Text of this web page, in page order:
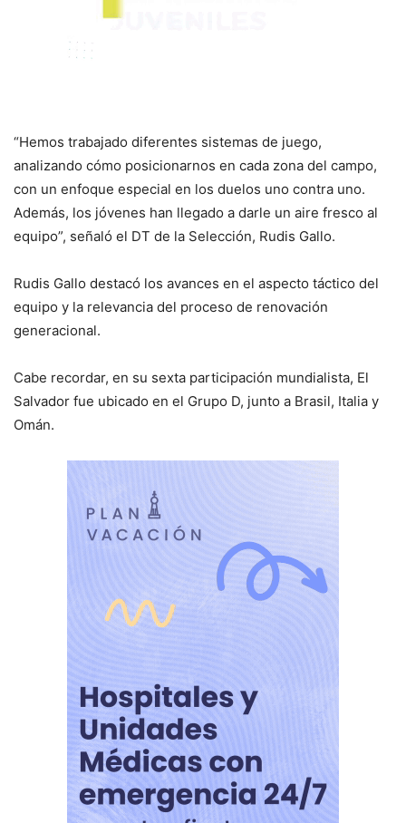
“Hemos trabajado diferentes sistemas de juego,
analizando cómo posicionarnos en cada zona del campo,
con un enfoque especial en los duelos uno contra uno.
Además, los jóvenes han llegado a darle un aire fresco al
equipo”, señaló el DT de la Selección, Rudis Gallo.
Rudis Gallo destacó los avances en el aspecto táctico del
equipo y la relevancia del proceso de renovación
generacional.
Cabe recordar, en su sexta participación mundialista, El
Salvador fue ubicado en el Grupo D, junto a Brasil, Italia y
Omán.